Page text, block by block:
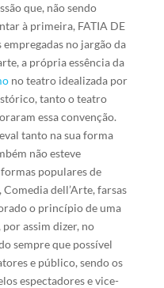
que, não sendo
à primeira, FATIA DE
no jargão da
a própria essência da
no teatro idealizada por
tanto o teatro
essa convenção.
tanto na sua forma
não esteve
populares de
dell’Arte, farsas
o princípio de uma
assim dizer, no
sempre que possível
e público, sendo os
espectadores e vice-